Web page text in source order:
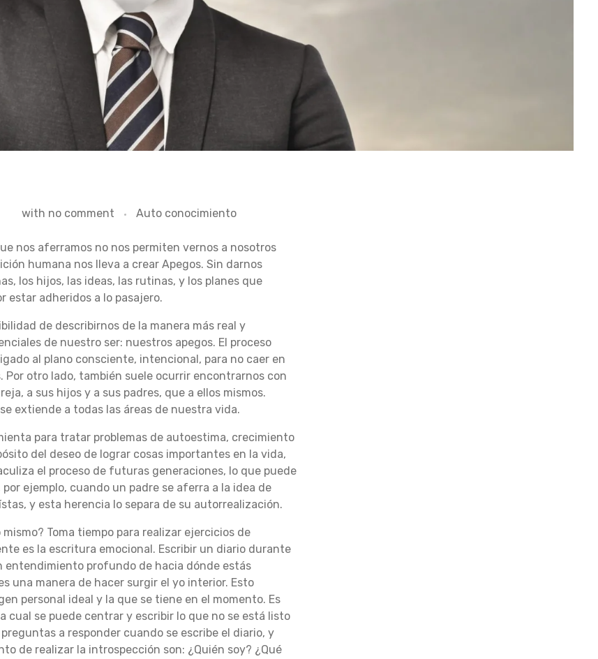
with no comment Auto conocimiento
nos aferramos no nos permiten vernos a nosotros
humana nos lleva a crear Apegos. Sin darnos
los hijos, las ideas, las rutinas, y los planes que
estar adheridos a lo pasajero.
de describirnos de la manera más real y
de nuestro ser: nuestros apegos. El proceso
al plano consciente, intencional, para no caer en
Por otro lado, también suele ocurrir encontrarnos con
a sus hijos y a sus padres, que a ellos mismos.
extiende a todas las áreas de nuestra vida.
para tratar problemas de autoestima, crecimiento
del deseo de lograr cosas importantes en la vida,
el proceso de futuras generaciones, lo que puede
ejemplo, cuando un padre se aferra a la idea de
y esta herencia lo separa de su autorrealización.
Toma tiempo para realizar ejercicios de
es la escritura emocional. Escribir un diario durante
entendimiento profundo de hacia dónde estás
una manera de hacer surgir el yo interior. Esto
personal ideal y la que se tiene en el momento. Es
se puede centrar y escribir lo que no se está listo
a responder cuando se escribe el diario, y
de realizar la introspección son: ¿Quién soy? ¿Qué